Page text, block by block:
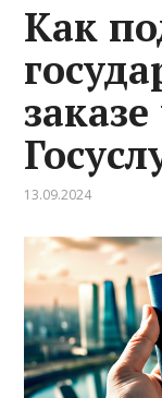
Как
13.09.2024